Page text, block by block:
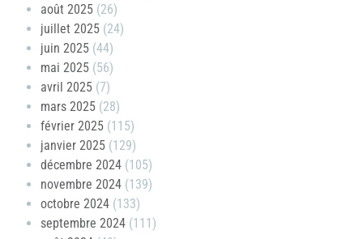
août 2025 (26)
juillet 2025 (24)
juin 2025 (44)
mai 2025 (56)
avril 2025 (7)
mars 2025 (28)
février 2025 (115)
janvier 2025 (129)
décembre 2024 (105)
novembre 2024 (139)
octobre 2024 (133)
septembre 2024 (111)